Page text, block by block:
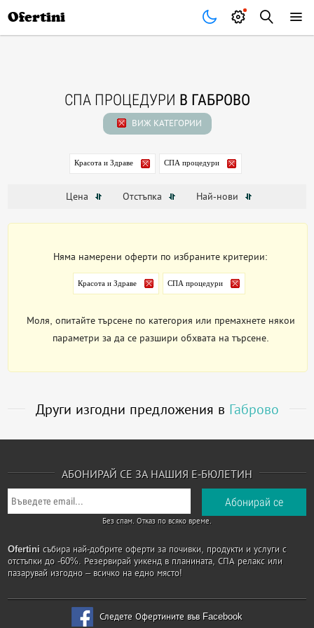
Ofertini
СПА ПРОЦЕДУРИ В ГАБРОВО
ВИЖ КАТЕГОРИИ
Красота и Здраве СПА процедури
Цена Отстъпка Най-нови
Няма намерени оферти по избраните критерии:
Красота и Здраве СПА процедури
Моля, опитайте търсене по категория или премахнете някои
параметри за да се разшири обхвата на търсене.
Други изгодни предложения в Габрово
АБОНИРАЙ СЕ ЗА НАШИЯ Е-БЮЛЕТИН
Без спам. Отказ по всяко време.
Ofertini събира най-добрите оферти за почивки, продукти и услуги с
отстъпки до -60%. Резервирай уикенд в планината, СПА релакс или
пазарувай изгодно – всичко на едно място!
Следете Офертините във Facebook